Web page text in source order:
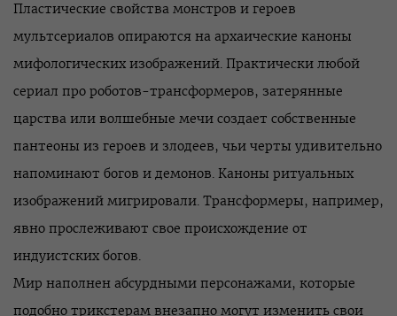
Пластические свойства монстров и героев
мультсериалов опираются на архаические каноны
мифологических изображений. Практически любой
сериал про роботов-трансформеров, затерянные
царства или волшебные мечи создает собственные
пантеоны из героев и злодеев, чьи черты удивительно
напоминают богов и демонов. Каноны ритуальных
изображений мигрировали. Трансформеры, например,
явно прослеживают свое происхождение от
индуистских богов.
Мир наполнен абсурдными персонажами, которые
подобно трикстерам внезапно могут изменить свои